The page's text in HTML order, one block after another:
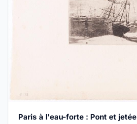
Paris à l'eau-forte : Pont et jetée